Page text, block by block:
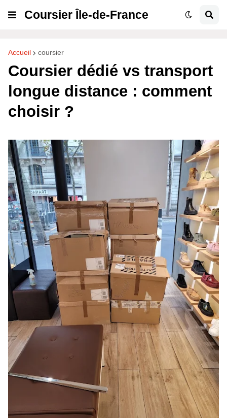
Coursier Île-de-France
Accueil coursier
Coursier dédié vs transport
longue distance : comment
choisir ?